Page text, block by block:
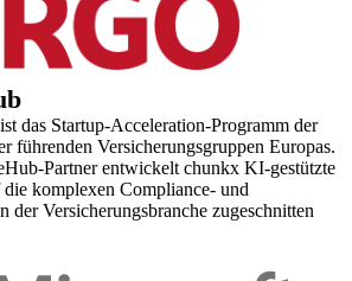
das Startup-Acceleration-Programm der
führenden Versicherungsgruppen Europas.
Partner entwickelt chunkx KI-gestützte
komplexen Compliance- und
der Versicherungsbranche zugeschnitten